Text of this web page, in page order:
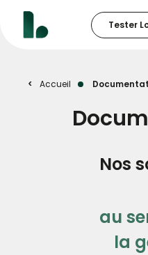
Tester
Accueil
Nos
au
la